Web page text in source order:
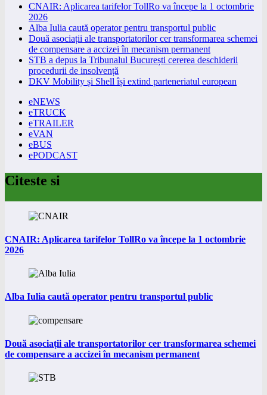
CNAIR: Aplicarea tarifelor TollRo va începe la 1 octombrie
2026
Alba Iulia caută operator pentru transportul public
Două asociații ale transportatorilor cer transformarea schemei
de compensare a accizei în mecanism permanent
STB a depus la Tribunalul București cererea deschiderii
procedurii de insolvență
DKV Mobility și Shell își extind parteneriatul european
eNEWS
eTRUCK
eTRAILER
eVAN
eBUS
ePODCAST
Citeste si
CNAIR: Aplicarea tarifelor TollRo va începe la 1 octombrie
2026
Alba Iulia caută operator pentru transportul public
Două asociații ale transportatorilor cer transformarea schemei
de compensare a accizei în mecanism permanent